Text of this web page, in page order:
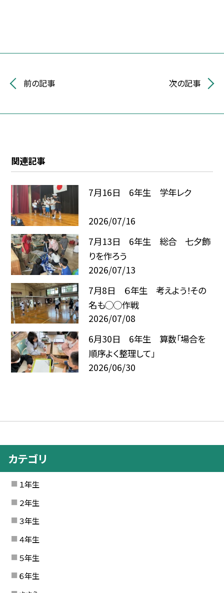
前の記事 次の記事
関連記事
7月16日 6年生 学年レク
2026/07/16
7月13日 6年生 総合 七夕飾
りを作ろう
2026/07/13
7月8日 ６年生 考えよう！その
名も◯◯作戦
2026/07/08
6月30日 6年生 算数「場合を
順序よく整理して」
2026/06/30
カテゴリ
１年生
２年生
３年生
４年生
５年生
６年生